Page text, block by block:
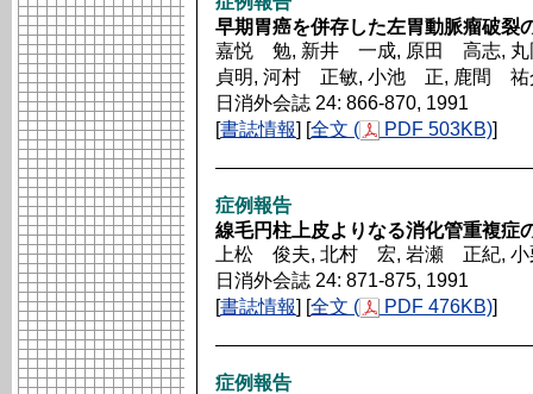
早期胃癌を併存した左胃動脈瘤破裂
嘉悦 勉, 新井 一成, 原田 高志,
貞明, 河村 正敏, 小池 正, 鹿間
日消外会誌 24: 866-870, 1991
[書誌情報] [全文 ( PDF 503KB)]
症例報告
線毛円柱上皮よりなる消化管重複症
上松 俊夫, 北村 宏, 岩瀬 正紀,
日消外会誌 24: 871-875, 1991
[書誌情報] [全文 ( PDF 476KB)]
症例報告